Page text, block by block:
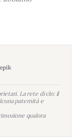
La rete di clo: il
paternità e
qualora